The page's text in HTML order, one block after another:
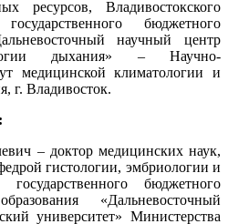
ресурсов, Владивостокского
бюджетного
научный центр
дыхания» – Научно-
медицинской климатологии и
г. Владивосток.
– доктор медицинских наук,
гистологии, эмбриологии и
бюджетного
«Дальневосточный
университет» Министерства